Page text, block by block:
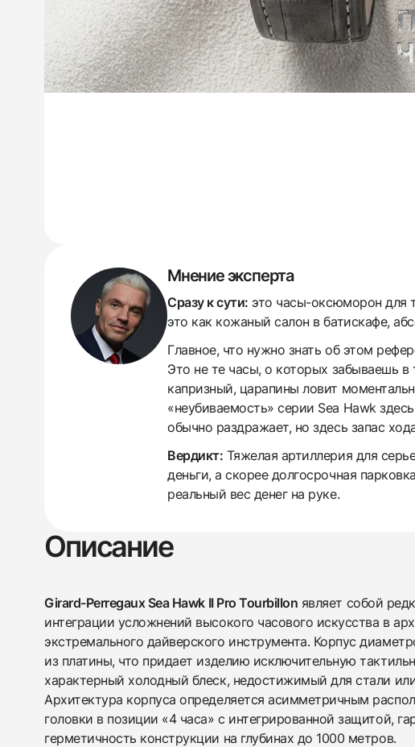
438
285
145
142
205
204
195
150
6
Мнение эксперта
Сразу к сути: это часы-оксюморон для
это как кожаный салон в батискафе,
Главное, что нужно знать об этом
Это не те часы, о которых забываешь
капризный, царапины ловит
«неубиваемость» серии Sea Hawk
обычно раздражает, но здесь запас
Вердикт: Тяжелая артиллерия для
деньги, а скорее долгосрочная
реальный вес денег на руке.
Описание
Girard-Perregaux Sea Hawk II Pro Tourbillon являет собой
интеграции усложнений высокого часового искусства в
экстремального дайверского инструмента. Корпус
из платины, что придает изделию исключительную
характерный холодный блеск, недостижимый для стали
Архитектура корпуса определяется асимметричным
головки в позиции «4 часа» с интегрированной защитой,
герметичность конструкции на глубинах до 1000 метров.
вами
вами